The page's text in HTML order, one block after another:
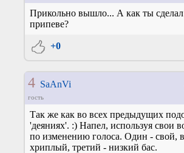
Прикольно вышло... А как ты сделал
припеве?
+0
4 SaAnVi
гость
Так же как во всех предыдущих
'деяниях'. :) Напел, используя свои
по изменению голоса. Один - свой,
хриплый, третий - низкий бас.